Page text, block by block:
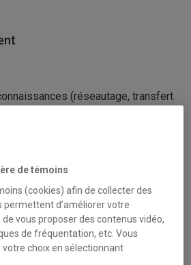
(réseautage, transfert
et sociales
santé
et mathématiques
de témoins
(cookies) afin de collecter des
d’améliorer votre
vous proposer des contenus vidéo,
de fréquentation, etc. Vous
choix en sélectionnant